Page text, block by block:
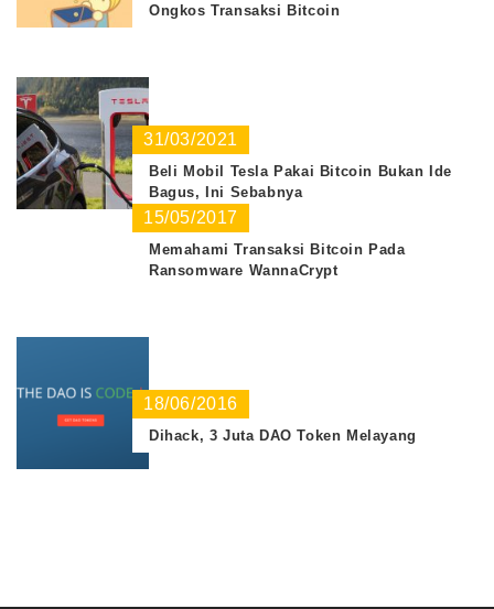
Ongkos Transaksi Bitcoin
31/03/2021
Beli Mobil Tesla Pakai Bitcoin Bukan Ide
Bagus, Ini Sebabnya
15/05/2017
Memahami Transaksi Bitcoin Pada
Ransomware WannaCrypt
18/06/2016
Dihack, 3 Juta DAO Token Melayang